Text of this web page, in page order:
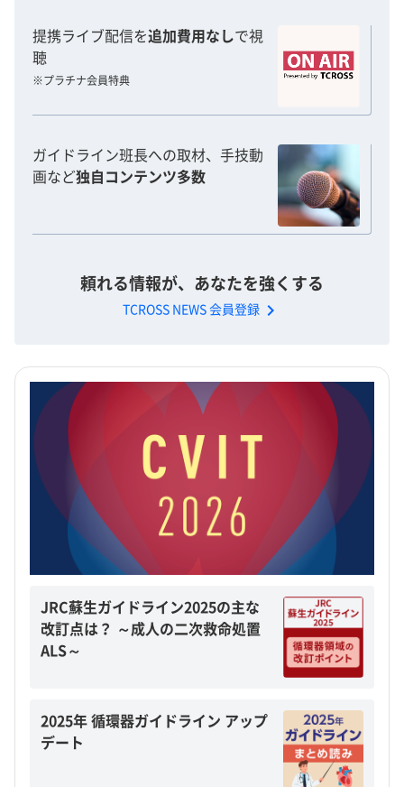
提携ライブ配信を追加費用なしで視
聴
※プラチナ会員特典
ガイドライン班長への取材、手技動
画など独自コンテンツ多数
頼れる情報が、あなたを強くする
TCROSS NEWS 会員登録 chevron_right
JRC蘇生ガイドライン2025の主な
改訂点は？ ～成人の二次救命処置
ALS～
2025年 循環器ガイドライン アップ
デート